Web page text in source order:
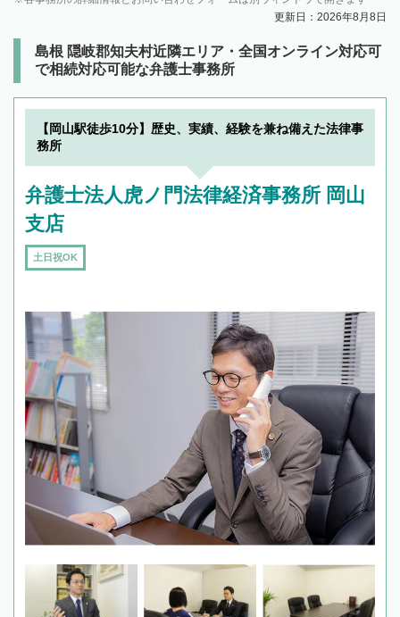
更新日：2026年8月8日
島根 隠岐郡知夫村近隣エリア・全国オンライン対応可
で相続対応可能な弁護士事務所
【岡山駅徒歩10分】歴史、実績、経験を兼ね備えた法律事
務所
弁護士法人虎ノ門法律経済事務所 岡山
支店
土日祝OK